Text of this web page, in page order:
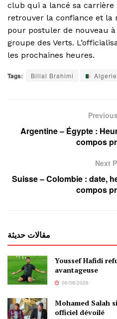
club qui a lancé sa carrière
retrouver la confiance et la
pour postuler de nouveau
groupe des Verts.
les prochaines heures.
Tags: Billal Brahimi Algerie
Argentine – Égypte :
compos
Next
Suisse – Colombie : date,
compos
مقالات حديثة
Youssef Hafidi
avantageuse
06/08/2026
Mohamed Salah
officiel dévoilé